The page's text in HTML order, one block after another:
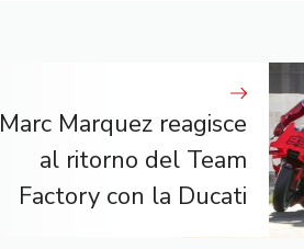
Marc Marquez reagisce
al ritorno del Team
Factory con la Ducati